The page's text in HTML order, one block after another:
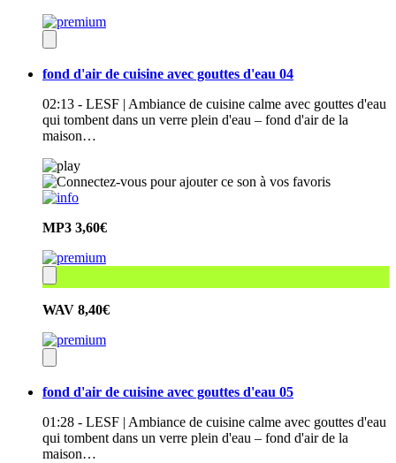
fond d'air de cuisine avec gouttes d'eau 04
02:13 - LESF | Ambiance de cuisine calme avec gouttes d'eau
qui tombent dans un verre plein d'eau – fond d'air de la
maison…
MP3 3,60€
WAV 8,40€
fond d'air de cuisine avec gouttes d'eau 05
01:28 - LESF | Ambiance de cuisine calme avec gouttes d'eau
qui tombent dans un verre plein d'eau – fond d'air de la
maison…